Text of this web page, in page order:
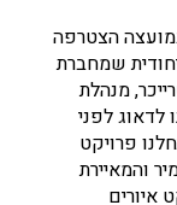
הצטרפה
שמחברת
מנהלת
לדאוג לפני
פרויקט
והמאיירת
איורים